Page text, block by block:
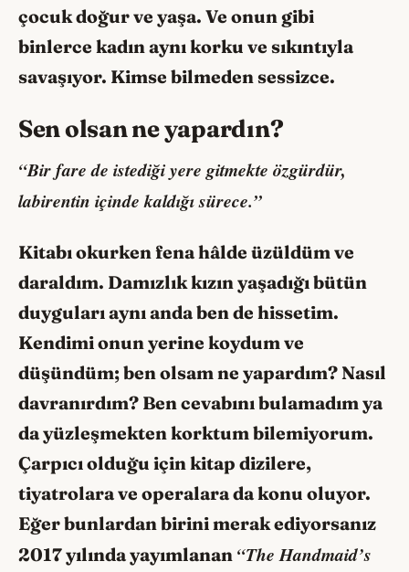
çocuk doğur ve yaşa. Ve onun gibi
binlerce kadın aynı korku ve sıkıntıyla
savaşıyor. Kimse bilmeden sessizce.
Sen olsan ne yapardın?
“Bir fare de istediği yere gitmekte özgürdür,
labirentin içinde kaldığı sürece.”
Kitabı okurken fena hâlde üzüldüm ve
daraldım. Damızlık kızın yaşadığı bütün
duyguları aynı anda ben de hissetim.
Kendimi onun yerine koydum ve
düşündüm; ben olsam ne yapardım? Nasıl
davranırdım? Ben cevabını bulamadım ya
da yüzleşmekten korktum bilemiyorum.
Çarpıcı olduğu için kitap dizilere,
tiyatrolara ve operalara da konu oluyor.
Eğer bunlardan birini merak ediyorsanız
2017 yılında yayımlanan “The Handmaid’s